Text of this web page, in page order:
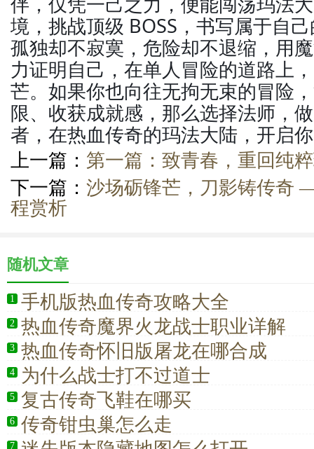
境，挑战顶级 BOSS，书写属于自
孤独却不寂寞，危险却不退缩，用
力证明自己，在单人冒险的道路上
芒。如果你也向往无拘无束的冒险
限、收获成就感，那么选择法师，
者，在热血传奇的玛法大陆，开启
上一篇： 第一篇：致青春，重回纯
下一篇： 沙场砺锋芒，刀影铸传奇
程赏析
随机文章
1 手机版热血传奇攻略大全
2 热血传奇魔界火龙战士职业详解
3 热血传奇怀旧版屠龙在哪合成
4 为什么战士打不过道士
5 复古传奇飞鞋在哪买
6 传奇钳虫巢怎么走
7